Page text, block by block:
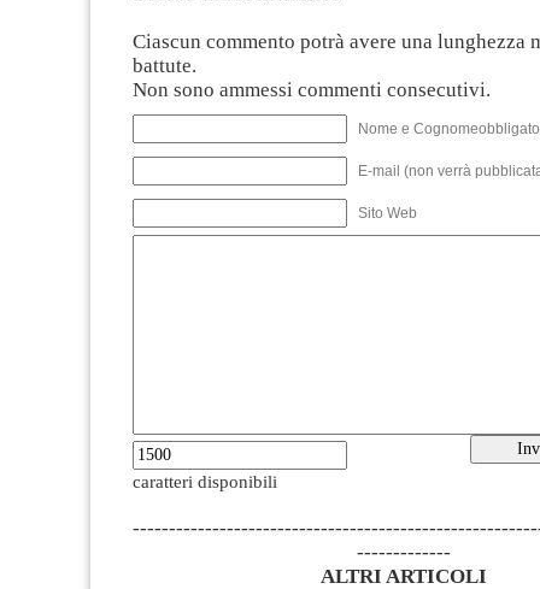
Ciascun commento potrà avere una lunghezza
battute.
Non sono ammessi commenti consecutivi.
Nome e
E-mail (non verrà
Sito Web
caratteri disponibili
-------------
ALTRI ARTICOLI